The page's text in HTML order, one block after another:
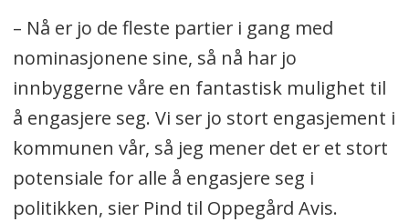
– Nå er jo de fleste partier i gang med
nominasjonene sine, så nå har jo
innbyggerne våre en fantastisk mulighet til
å engasjere seg. Vi ser jo stort engasjement i
kommunen vår, så jeg mener det er et stort
potensiale for alle å engasjere seg i
politikken, sier Pind til Oppegård Avis.